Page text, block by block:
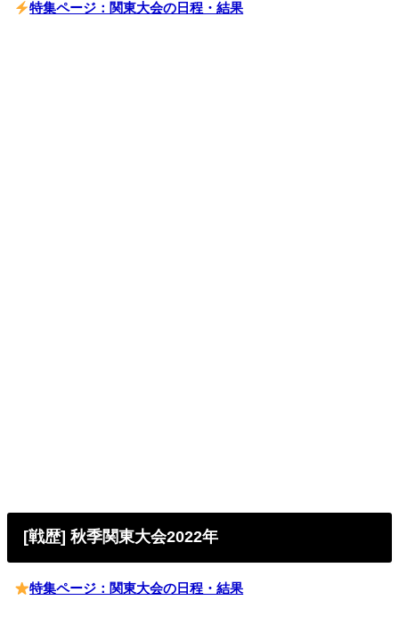
特集ページ：関東大会の日程・結果
[戦歴] 秋季関東大会2022年
特集ページ：関東大会の日程・結果